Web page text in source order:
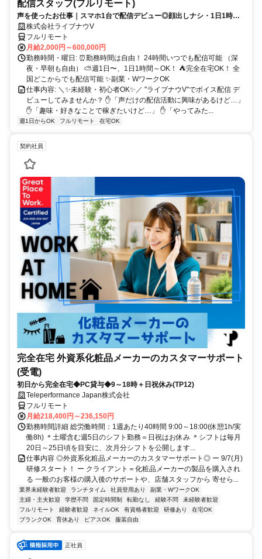
配信スタッフ(フルリモート)
声を使ったお仕事｜スマホ1台で配信デビュー◎顔出しナシ・1日1時間
～OK♪
株式会社ライブナウV
フルリモート
月給2,000円～600,000円
勤務時間・曜日: ⏰勤務時間は自由！ 24時間いつでも配信可能 （深
夜・早朝も自由） ⛅週1日〜、1日1時間～OK！ ⛺完全在宅OK！ 全
国どこからでも配信可能 ✨副業・WワークOK
仕事内容: ＼✨未経験・初心者OK✨／ "ライブナウV"でボイス配信 デ
ビューしてみませんか？ ✋「声だけの配信活動に興味があるけど…」
✋「趣味・好きなことで稼ぎたいけど…」 ✋「やってみた...
週1日からOK フルリモート 在宅OK
契約社員
完全在宅 外資系化粧品メーカーのカスタマーサポート
(受電)
初日から完全在宅◆PC貸与◆9～18時＋日祝休み(TP12)
Teleperformance Japan株式会社
フルリモート
月給218,400円～236,150円
勤務時間詳細 総労働時間：1週あたり40時間 9:00～18:00(休憩1h/実
働8h) ＊土曜含む週5日のシフト勤務＝日祝はお休み ＊シフトは毎月
20日～25日頃を目安に、次月分シフトを公開します...
仕事内容 ◎外資系化粧品メーカーのカスタマーサポート◎ ー 9/7(月)
研修スタート！ ー クライアント＝化粧品メーカーの製品を購入され
る 一般のお客様の購入後のサポートや、店舗スタッフから 寄せら...
業界未経験者歓迎 ランチタイム 社員登用あり
副業・WワークOK
主婦・主夫歓迎
学歴不問 固定時間制 転勤なし 経験不問
未経験者歓迎
フルリモート
経験者歓迎 ネイルOK 有資格者歓迎 研修あり
在宅OK
ブランクOK
育休あり ピアスOK 服装自由
正社員